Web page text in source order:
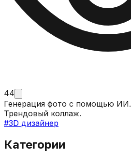
44
Генерация фото с помощью ИИ. Ретушь фото.
Трендовый коллаж.
#3D дизайнер
Категории